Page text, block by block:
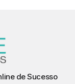
de Sucesso